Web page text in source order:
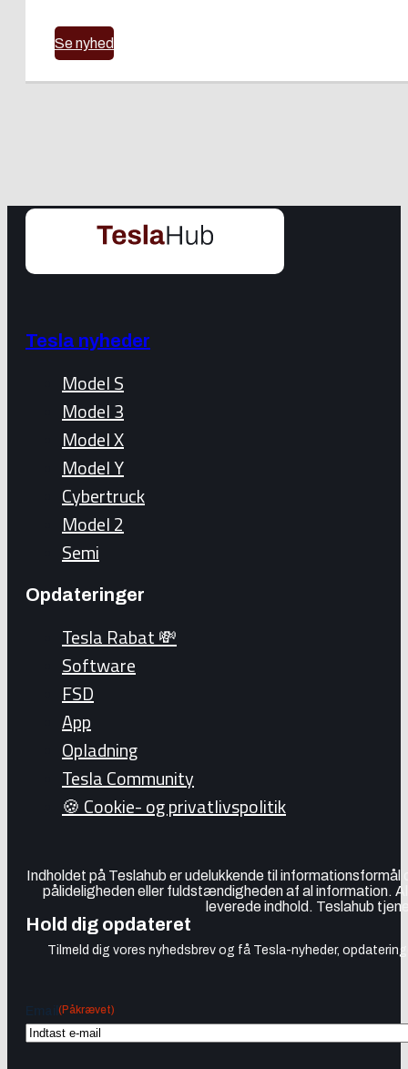
Se nyhed
Tesla nyheder
Model S
Model 3
Model X
Model Y
Cybertruck
Model 2
Semi
Opdateringer
Tesla Rabat 💸
Software
FSD
App
Opladning
Tesla Community
🍪 Cookie- og privatlivspolitik
Indholdet på Teslahub er udelukkende til
pålideligheden eller fuldstændigheden af al information.
leverede indhold. Teslahub
Hold dig opdateret
Tilmeld dig vores nyhedsbrev og få Tesla-nyheder,
(Påkrævet)